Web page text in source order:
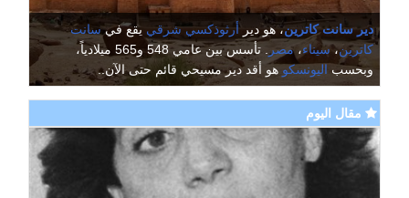
دير سانت كاترين، هو ديرأرثوذكسي شرقي يقع فيسانت
كاترين،سيناء،مصر
. تأسس بين عامي 548 و565 ميلادياً،
وبحسب اليونسكو هو أقد دير مسيحي قائم حتى الآن..
مقال اليوم